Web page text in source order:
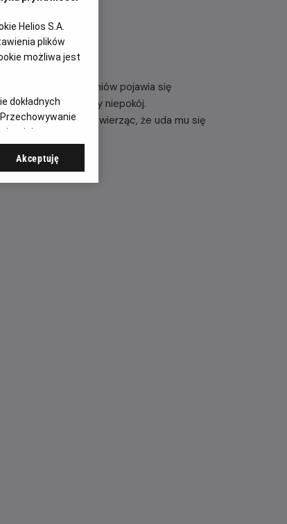
liceum. Wśród uczniów pojawia się
narastający niepokój.
Układanki, wierząc, że uda mu się
Helios S.A.
plików
możliwa jest
dokładnych
opinie
Akceptuję